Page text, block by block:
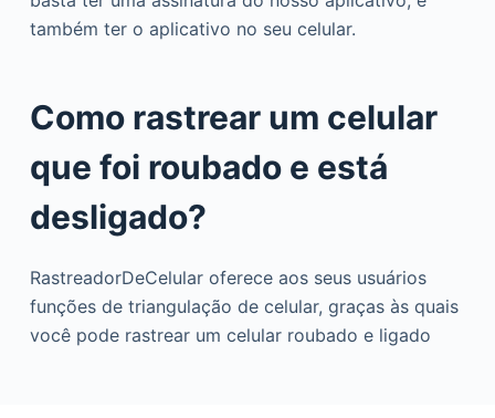
também ter o aplicativo no seu celular.
Como rastrear um celular
que foi roubado e está
desligado?
RastreadorDeCelular oferece aos seus usuários
funções de triangulação de celular, graças às quais
você pode rastrear um celular roubado e ligado